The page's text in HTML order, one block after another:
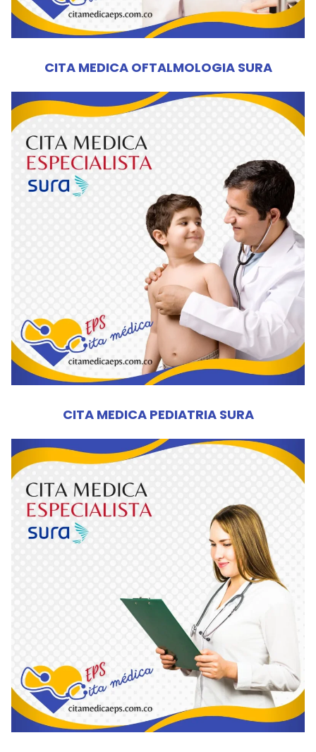
CITA MEDICA OFTALMOLOGIA SURA
CITA MEDICA PEDIATRIA SURA